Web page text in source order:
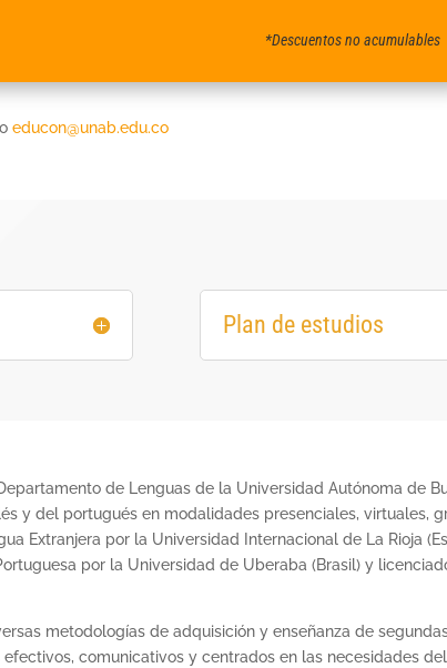
*Descuentos no acumulables
educon@unab.edu.co
Plan de estudios
de Lenguas de la Universidad Autónoma de
y del portugués en modalidades presenciales, virtuales,
Extranjera por la Universidad Internacional de La Rioja
por la Universidad de Uberaba (Brasil) y
metodologías de adquisición y enseñanza de
comunicativos y centrados en las necesidades